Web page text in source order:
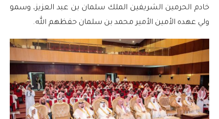
خادم الحرمين الشريفين الملك سلمان بن عبد العزيز، وسمو
ولي عهده الأمين الأمير محمد بن سلمان حفظهم الله.